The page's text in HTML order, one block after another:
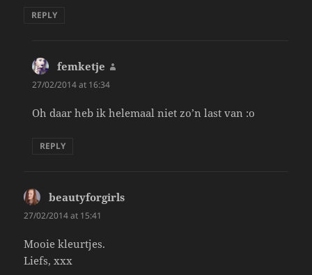
REPLY
femketje
27/02/2014 at 16:34
Oh daar heb ik helemaal niet zo’n last van :o
REPLY
beautyforgirls
27/02/2014 at 15:41
Mooie kleurtjes.
Liefs, xxx